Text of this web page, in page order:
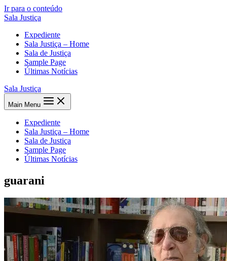
Ir para o conteúdo
Sala Justiça
Expediente
Sala Justiça – Home
Sala de Justiça
Sample Page
Últimas Notícias
Sala Justiça
Main Menu
Expediente
Sala Justiça – Home
Sala de Justiça
Sample Page
Últimas Notícias
guarani